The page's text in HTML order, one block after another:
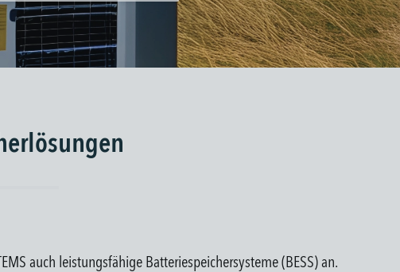
auch leistungsfähige Batteriespeichersysteme (BESS) an.